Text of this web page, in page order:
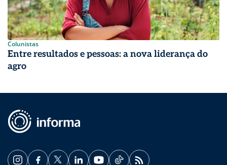
Colunistas
Entre resultados e pessoas: a nova liderança do
agro